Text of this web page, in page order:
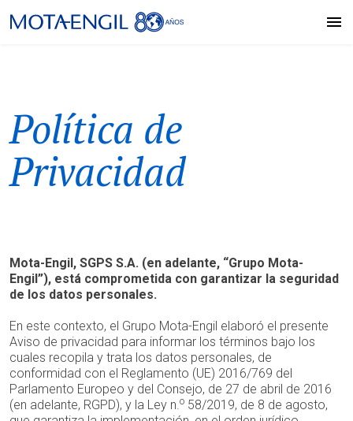
Política de
Privacidad
Mota-Engil, SGPS S.A. (en adelante, “Grupo Mota-
Engil”), está comprometida con garantizar la seguridad
de los datos personales.
En este contexto, el Grupo Mota-Engil elaboró el presente
Aviso de privacidad para informar los términos bajo los
cuales recopila y trata los datos personales, de
conformidad con el Reglamento (UE) 2016/769 del
Parlamento Europeo y del Consejo, de 27 de abril de 2016
(en adelante, RGPD), y la Ley n.o 58/2019, de 8 de agosto,